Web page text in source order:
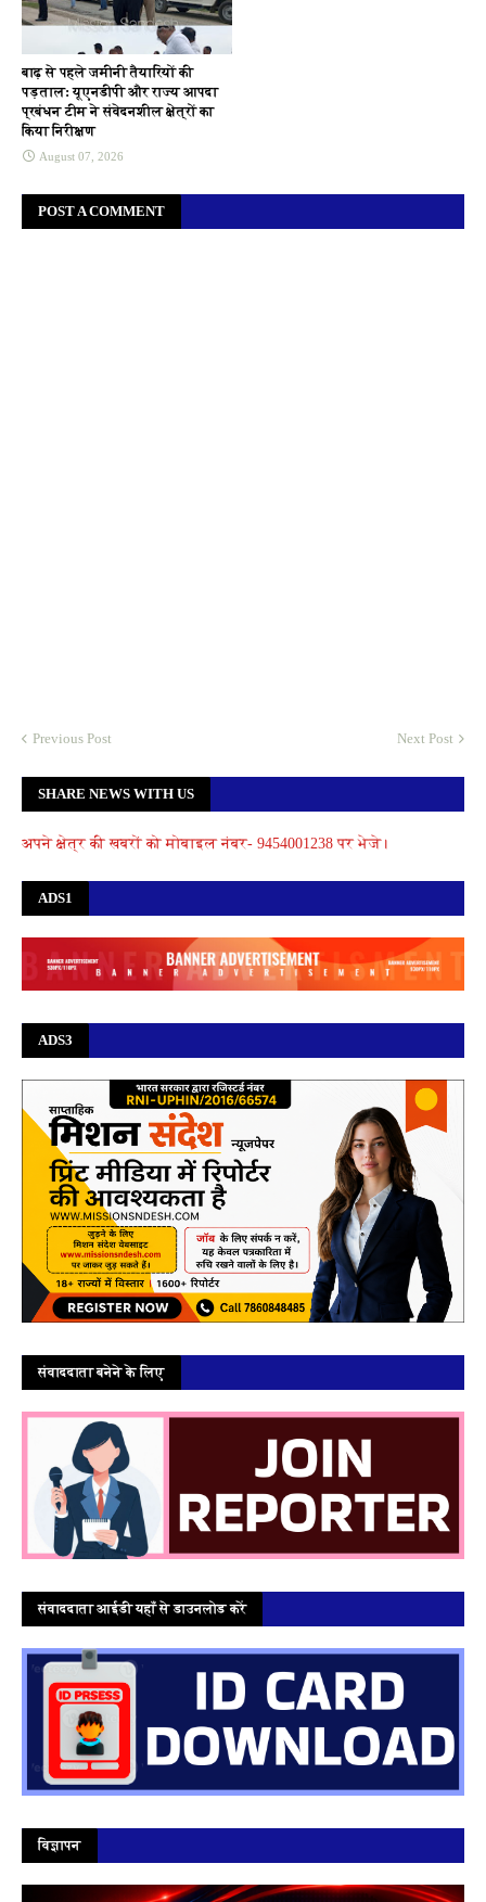
बाढ़ से पहले जमीनी तैयारियों की
पड़ताल: यूएनडीपी और राज्य आपदा
प्रबंधन टीम ने संवेदनशील क्षेत्रों का
किया निरीक्षण
August 07, 2026
POST A COMMENT
Previous Post Next Post
SHARE NEWS WITH US
अपने क्षेत्र की खबरों को मोबाइल नंबर- 9454001238 पर भेजे।
ADS1
ADS3
संवाददाता बनेने के लिए
संवाददाता आईडी यहाँ से डाउनलोड करें
विज्ञापन